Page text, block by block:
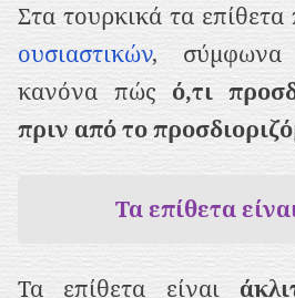
Στα τουρκικά τα
ουσιαστικών, σύμφωνα
κανόνα πώς ό,τι
πριν από το
Τα επίθετα
Τα επίθετα είναι